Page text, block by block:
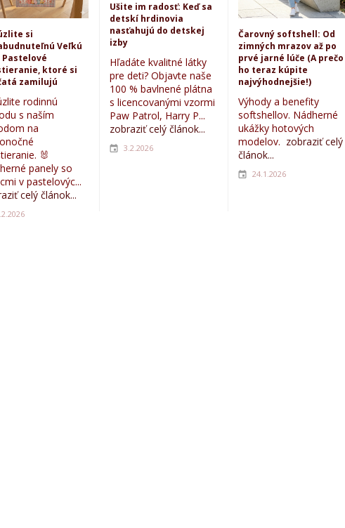
si
Veľkú
Pastelové
ktoré si
zamilujú
rodinnú
s naším
na
🐰
panely so
v pastelovýc...
celý článok...
Ušite im radosť: Keď sa
detskí hrdinovia
nasťahujú do detskej
izby
Hľadáte kvalitné látky
pre deti? Objavte naše
100 % bavlnené plátna
s licencovanými vzormi
Paw Patrol, Harry P...
zobraziť celý článok...
3.2.2026
Čarovný softshell: Od
zimných mrazov až po
prvé jarné lúče (A prečo
ho teraz kúpite
najvýhodnejšie!)
Výhody a benefity
softshellov. Nádherné
ukážky hotových
modelov. zobraziť celý
článok...
24.1.2026